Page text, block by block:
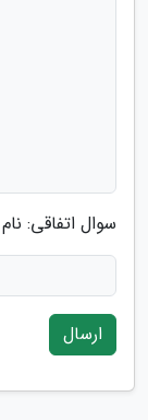
سوال اتفاقی:
ارسال